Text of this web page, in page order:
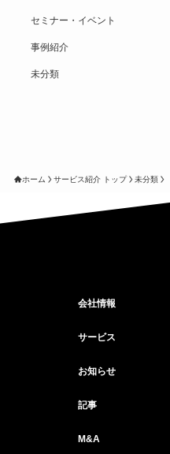
セミナー・イベント
事例紹介
未分類
ホーム サービス紹介 トップ 未分類
会社情報
企業情報トップ
サービス
サービス紹介 トップ
お知らせ
ニュース トップ
記事
M&A